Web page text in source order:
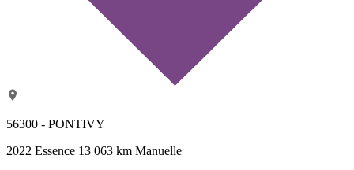
56300 - PONTIVY
2022 Essence 13 063 km Manuelle